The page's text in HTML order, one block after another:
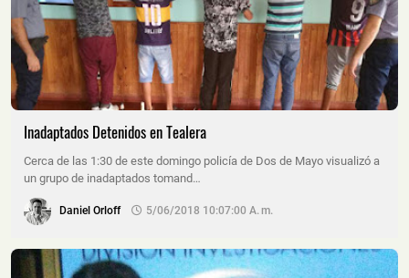
Inadaptados Detenidos en Tealera
Cerca de las 1:30 de este domingo policía de Dos de Mayo visualizó a
un grupo de inadaptados tomand…
Daniel Orloff 5/06/2018 10:07:00 A. M.